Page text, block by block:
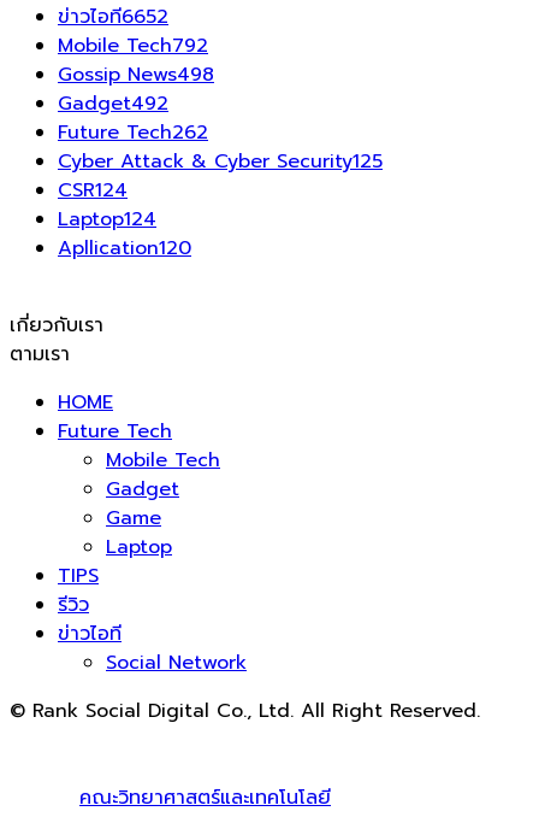
ข่าวไอที6652
Mobile Tech792
Gossip News498
Gadget492
Future Tech262
Cyber Attack & Cyber Security125
CSR124
Laptop124
Apllication120
เกี่ยวกับเรา
ตามเรา
HOME
Future Tech
Mobile Tech
Gadget
Game
Laptop
TIPS
รีวิว
ข่าวไอที
Social Network
© Rank Social Digital Co., Ltd. All Right Reserved.
คณะวิทยาศาสตร์และเทคโนโลยี